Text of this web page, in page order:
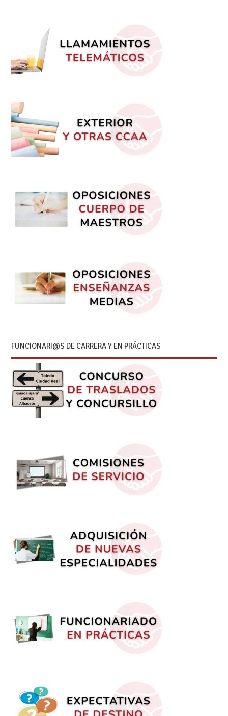
FUNCIONARI@S DE CARRERA Y EN PRÁCTICAS